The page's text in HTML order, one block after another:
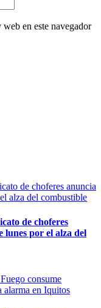
en este navegador
de choferes
lunes por el alza del